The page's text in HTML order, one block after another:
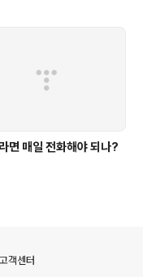
면 매일 전화해야 되나?
고객센터